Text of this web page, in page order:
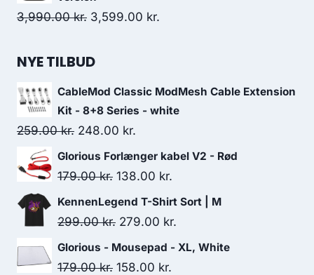
1,329.00 kr..1,126.00 kr..
3,990.00kr. Original
was:
3,599.00 kr.
NYE TILBUD
CableMod Classic ModMesh Cable Extension
Kit - 8+8 Series - white
259.00kr. Original
price
was:
248.00 kr.
price
is:
Glorious Forlænger kabel V2 - Rød
179.00kr. Original
price
was:
138.00 kr.
price
is:
KennenLegend T-Shirt Sort | M
299.00kr. Original
price
was:
279.00 kr.
price
Glorious - Mousepad - XL, White
179.00kr. Original
158.00 kr.